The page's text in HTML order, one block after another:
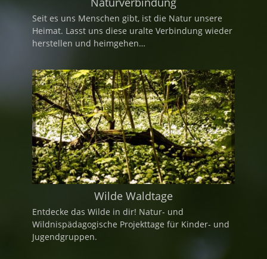
Seit es uns Menschen gibt, ist die Natur unsere
Heimat. Lasst uns diese uralte Verbindung wieder
herstellen und heimgehen…
Wilde Waldtage
Entdecke das Wilde in dir! Natur- und
Wildnispädagogische Projekttage für Kinder- und
Jugendgruppen.